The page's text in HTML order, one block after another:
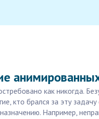
как никогда.
кто брался за эту
Например,